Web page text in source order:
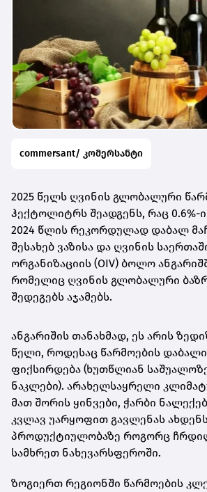
commersant/ კომერსანტი
2025 წელს ღვინის გლობალური
ჰექტოლიტრს შეადგენს, რაც 0.6%-
2024 წლის რეკორდულად დაბალ
შესახებ ვაზისა და ღვინის
ორგანიზაციის (OIV) ბოლო
რომელიც ღვინის გლობალური
შედეგებს აჯამებს.
ანგარიშის თანახმად, ეს არის
წელი, როდესაც წარმოების
ფიქსირდება (ხუთწლიან
ნაკლები). არახელსაყრელი
მათ შორის ყინვები, ჭარბი
კვლავ უარყოფით გავლენას
პროდუქტიულობაზე როგორც
სამხრეთ ნახევარსფეროში.
ზოგიერთ რეგიონში წარმოების